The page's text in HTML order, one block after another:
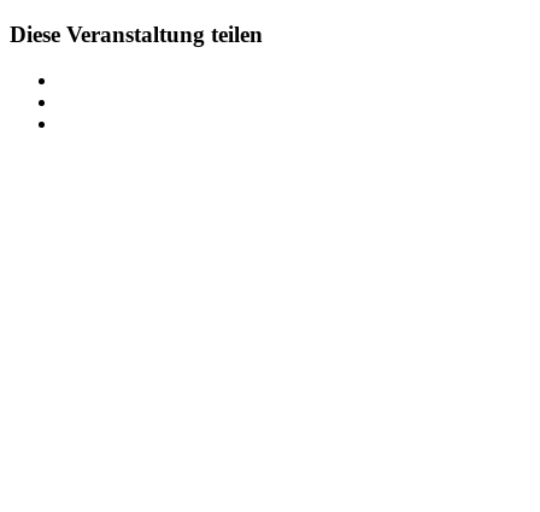
Diese Veranstaltung teilen